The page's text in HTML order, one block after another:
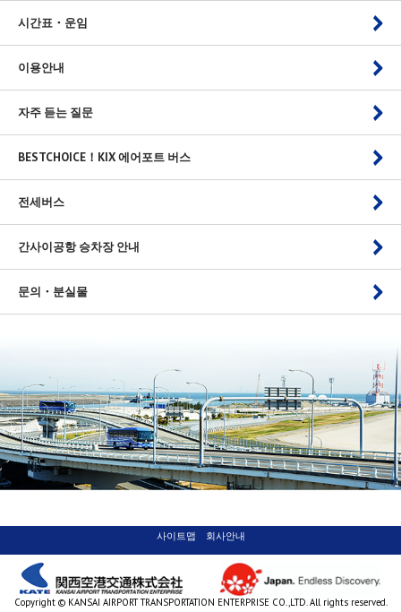
시간표・운임
이용안내
자주 듣는 질문
BESTCHOICE！KIX 에어포트 버스
전세버스
간사이공항 승차장 안내
문의・분실물
사이트맵 회사안내
Copyright © KANSAI AIRPORT TRANSPORTATION ENTERPRISE CO.,LTD. All rights reserved.